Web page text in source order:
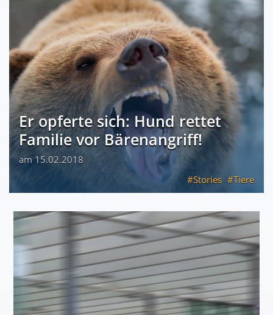
Er opferte sich: Hund rettet
Familie vor Bärenangriff!
am 15.02.2018
Stories
Tiere